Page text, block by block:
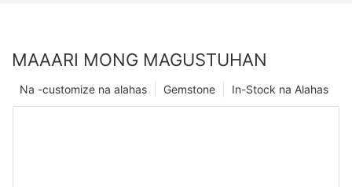
MAAARI MONG MAGUSTUHAN
In-Stock na Alahas
Gemstone
Na -customize na alahas